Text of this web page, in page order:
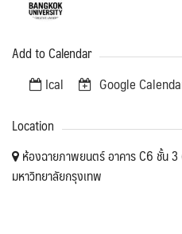
Add to Calendar
Ical Google
Location
ห้องฉายภาพยนตร์ อาคาร C6 ชั้น
มหาวิทยาลัยกรุงเทพ